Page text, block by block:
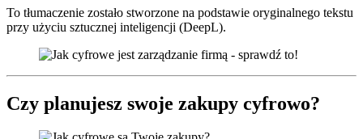
To tłumaczenie zostało stworzone na podstawie oryginalnego tekstu
przy użyciu sztucznej inteligencji (DeepL).
Czy planujesz swoje zakupy cyfrowo?